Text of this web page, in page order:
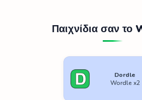
Παιχνίδια σαν το
Dordle
Wordle x2